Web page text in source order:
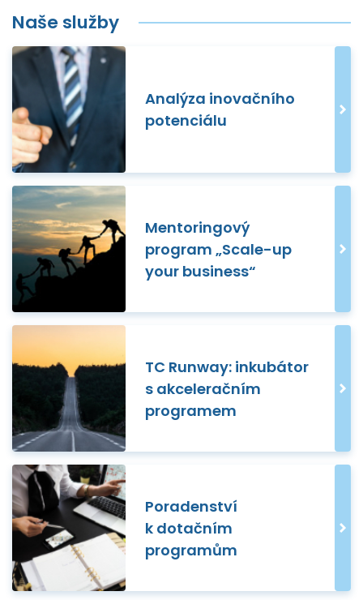
Naše služby
Analýza inovačního
potenciálu
Mentoringový
program „Scale-up
your business“
TC Runway: inkubátor
s akceleračním
programem
Poradenství
k dotačním
programům